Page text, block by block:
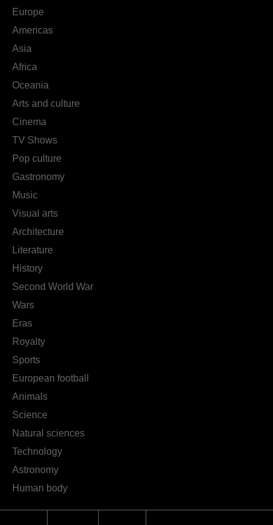
Europe
Americas
Asia
Africa
Oceania
Arts and culture
Cinema
TV Shows
Pop culture
Gastronomy
Music
Visual arts
Architecture
Literature
History
Second World War
Wars
Eras
Royalty
Sports
European football
Animals
Science
Natural sciences
Technology
Astronomy
Human body